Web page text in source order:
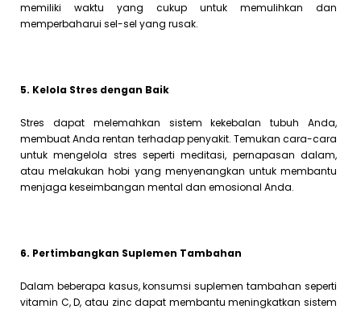
memiliki waktu yang cukup untuk memulihkan dan
memperbaharui sel-sel yang rusak.
5. Kelola Stres dengan Baik
Stres dapat melemahkan sistem kekebalan tubuh Anda,
membuat Anda rentan terhadap penyakit. Temukan cara-cara
untuk mengelola stres seperti meditasi, pernapasan dalam,
atau melakukan hobi yang menyenangkan untuk membantu
menjaga keseimbangan mental dan emosional Anda.
6. Pertimbangkan Suplemen Tambahan
Dalam beberapa kasus, konsumsi suplemen tambahan seperti
vitamin C, D, atau zinc dapat membantu meningkatkan sistem